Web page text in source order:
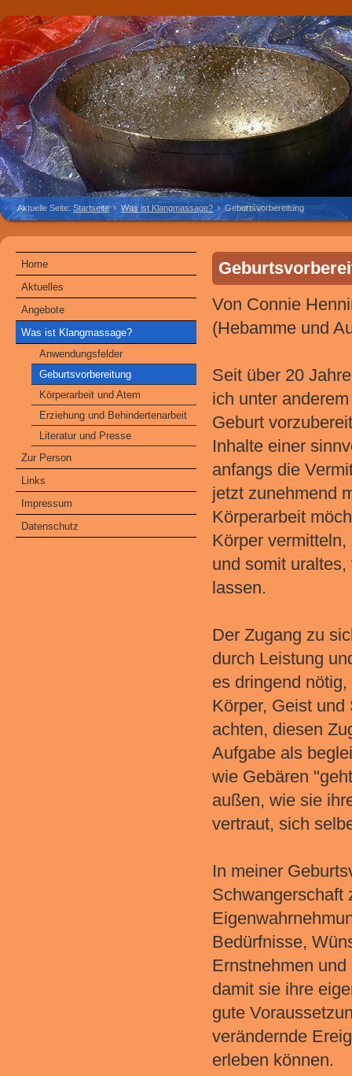
Aktuelle Seite: Startseite Was ist Klangmassage? Geburtsvorbereitung
Home
Aktuelles
Angebote
Was ist Klangmassage?
Anwendungsfelder
Geburtsvorbereitung
Körperarbeit und Atem
Erziehung und Behindertenarbeit
Literatur und Presse
Zur Person
Links
Impressum
Datenschutz
Von Connie
(Hebamme und
Seit über 20
ich unter
Geburt
Inhalte einer
anfangs die
jetzt zunehmend
Körperarbeit
Körper
und somit
lassen.
Der Zugang zu
durch Leistung
es dringend
Körper, Geist
achten, diesen
Aufgabe als
wie Gebären
außen, wie sie
vertraut, sich
In meiner
Schwangerschaft
Bedürfnisse,
Ernstnehmen
damit sie ihre
gute
verändernde
erleben können.